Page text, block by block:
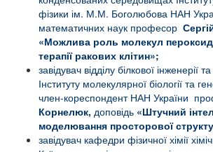
фізики ім. М.М. Боголюбова НАН
математичних наук професор
«Можлива роль молекул
терапії ракових клітин»;
завідувач відділу білкової інженерії
Інституту молекулярної біології та
член-кореспондент НАН України
Корнелюк, доповідь «Штучний
моделювання просторової
завідувач кафедри фізичної хімії